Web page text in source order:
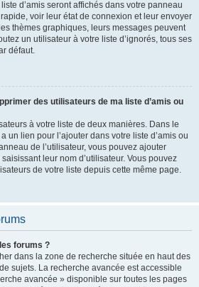
d’amis seront affichés dans votre panneau
voir leur état de connexion et leur envoyer
thèmes graphiques, leurs messages peuvent
un utilisateur à votre liste d’ignorés, tous ses
défaut.
des utilisateurs de ma liste d’amis ou
à votre liste de deux manières. Dans le
un lien pour l’ajouter dans votre liste d’amis ou
de l’utilisateur, vous pouvez ajouter
leur nom d’utilisateur. Vous pouvez
de votre liste depuis cette même page.
forums ?
dans la zone de recherche située en haut des
sujets. La recherche avancée est accessible
avancée » disponible sur toutes les pages